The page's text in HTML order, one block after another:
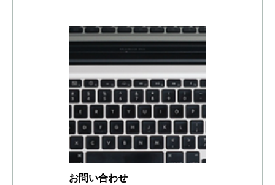
お問い合わせ